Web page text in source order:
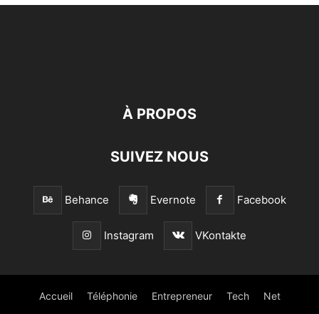
À PROPOS
SUIVEZ NOUS
Behance Evernote Facebook
Instagram VKontakte
Accueil Téléphonie Entrepreneur Tech Net